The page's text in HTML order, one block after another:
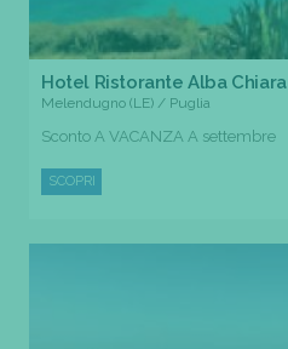
Hotel Ristorante Alba Chiara
Melendugno (LE) / Puglia
Sconto A VACANZA A settembre
SCOPRI